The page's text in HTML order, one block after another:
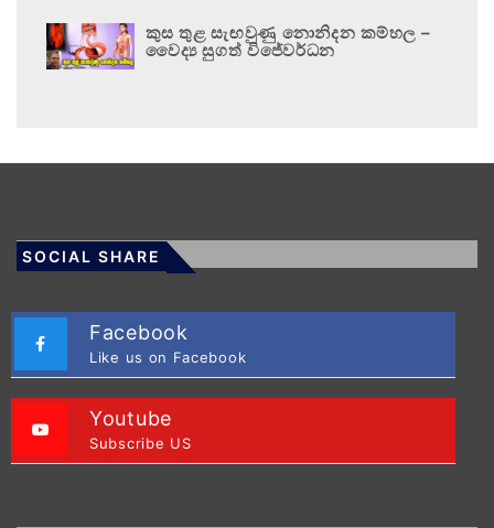
කුස තුළ සැඟවුණු නොනිදන කම්හල –
වෛද්‍ය සුගත් විජේවර්ධන
SOCIAL SHARE
Facebook
Like us on Facebook
Youtube
Subscribe US